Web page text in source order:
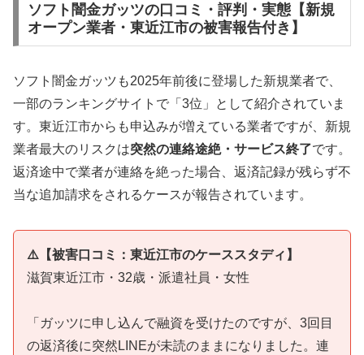
ソフト闇金ガッツの口コミ・評判・実態【新規
オープン業者・東近江市の被害報告付き】
ソフト闇金ガッツも2025年前後に登場した新規業者で、
一部のランキングサイトで「3位」として紹介されていま
す。東近江市からも申込みが増えている業者ですが、新規
業者最大のリスクは突然の連絡途絶・サービス終了です。
返済途中で業者が連絡を絶った場合、返済記録が残らず不
当な追加請求をされるケースが報告されています。
⚠️【被害口コミ：東近江市のケーススタディ】
滋賀東近江市・32歳・派遣社員・女性
「ガッツに申し込んで融資を受けたのですが、3回目
の返済後に突然LINEが未読のままになりました。連